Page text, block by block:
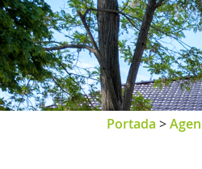
Portada >